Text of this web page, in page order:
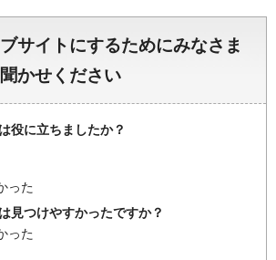
サイトにするためにみなさま
かせください
役に立ちましたか？
った
見つけやすかったですか？
った